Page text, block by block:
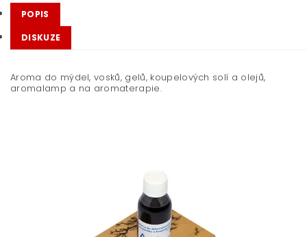
POPIS
DISKUZE
Aroma do mýdel, vosků, gelů, koupelových solí a olejů,
aromalamp a na aromaterapie.